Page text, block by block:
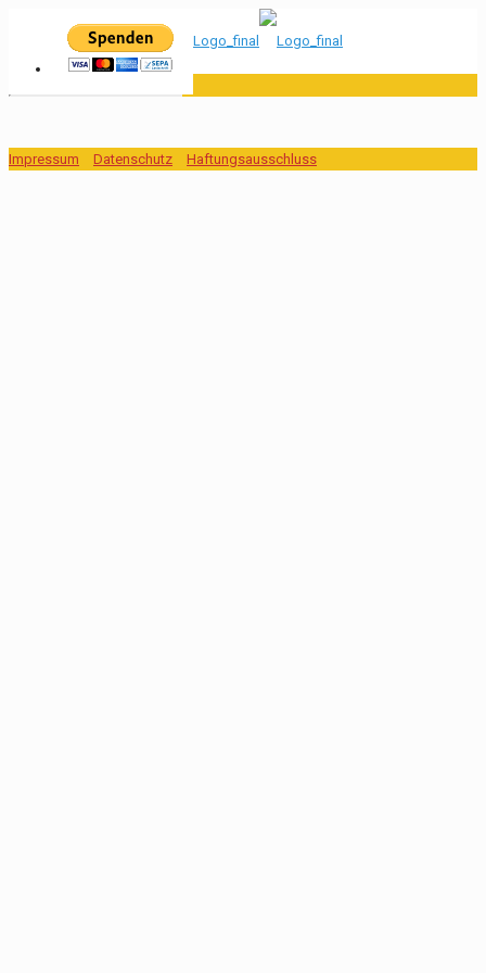
Impressum Datenschutz Haftungsausschluss